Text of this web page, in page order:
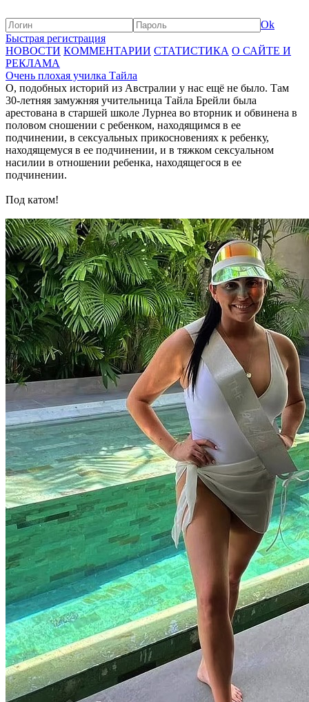
Ok
Быстрая регистрация
НОВОСТИ КОММЕНТАРИИ СТАТИСТИКА О САЙТЕ И
РЕКЛАМА
Очень плохая училка Тайла
О, подобных историй из Австралии у нас ещё не было. Там
30-летняя замужняя учительница Тайла Брейли была
арестована в старшей школе Лурнеа во вторник и обвинена в
половом сношении с ребенком, находящимся в ее
подчинении, в сексуальных прикосновениях к ребенку,
находящемуся в ее подчинении, и в тяжком сексуальном
насилии в отношении ребенка, находящегося в ее
подчинении.
Под катом!